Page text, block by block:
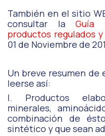
También en el sitio
consultar laGuía
productos regulados
01 de Noviembre de
Un breve resumen de
leerse así:
I. Productos
minerales,
combinación de
sintético y que sean